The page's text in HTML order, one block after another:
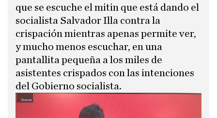
que se escuche el mitin que está dando el
socialista Salvador Illa contra la
crispación mientras apenas permite ver,
y mucho menos escuchar, en una
pantallita pequeña a los miles de
asistentes crispados con las intenciones
del Gobierno socialista.